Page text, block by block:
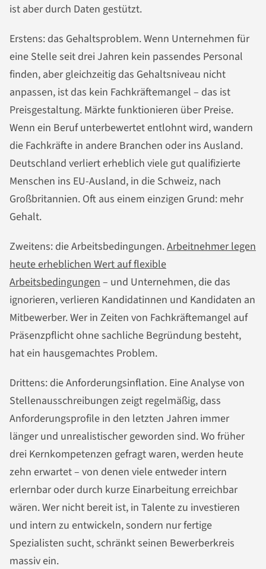
ist aber durch Daten gestützt.
Erstens: das Gehaltsproblem. Wenn Unternehmen für
eine Stelle seit drei Jahren kein passendes Personal
finden, aber gleichzeitig das Gehaltsniveau nicht
anpassen, ist das kein Fachkräftemangel – das ist
Preisgestaltung. Märkte funktionieren über Preise.
Wenn ein Beruf unterbewertet entlohnt wird, wandern
die Fachkräfte in andere Branchen oder ins Ausland.
Deutschland verliert erheblich viele gut qualifizierte
Menschen ins EU-Ausland, in die Schweiz, nach
Großbritannien. Oft aus einem einzigen Grund: mehr
Gehalt.
Zweitens: die Arbeitsbedingungen.Arbeitnehmer legen
heute erheblichen Wert auf flexible
Arbeitsbedingungen – und Unternehmen, die das
ignorieren, verlieren Kandidatinnen und Kandidaten an
Mitbewerber. Wer in Zeiten von Fachkräftemangel auf
Präsenzpflicht ohne sachliche Begründung besteht,
hat ein hausgemachtes Problem.
Drittens: die Anforderungsinflation. Eine Analyse von
Stellenausschreibungen zeigt regelmäßig, dass
Anforderungsprofile in den letzten Jahren immer
länger und unrealistischer geworden sind. Wo früher
drei Kernkompetenzen gefragt waren, werden heute
zehn erwartet – von denen viele entweder intern
erlernbar oder durch kurze Einarbeitung erreichbar
wären. Wer nicht bereit ist, in Talente zu investieren
und intern zu entwickeln, sondern nur fertige
Spezialisten sucht, schränkt seinen Bewerberkreis
massiv ein.